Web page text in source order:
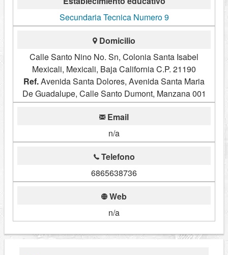
Secundaria Tecnica Numero 9
Domicilio
Calle Santo Nino No. Sn, Colonia Santa Isabel
Mexicali, Mexicali, Baja California C.P. 21190
Ref.Avenida Santa Dolores, Avenida Santa Maria
De Guadalupe, Calle Santo Dumont, Manzana 001
Email
n/a
Telefono
6865638736
Web
n/a